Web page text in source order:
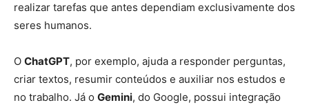
realizar tarefas que antes dependiam exclusivamente dos
seres humanos.
O ChatGPT, por exemplo, ajuda a responder perguntas,
criar textos, resumir conteúdos e auxiliar nos estudos e
no trabalho. Já o Gemini, do Google, possui integração